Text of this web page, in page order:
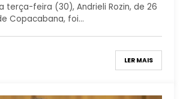
terça-feira (30), Andrieli Rozin, de 26
Copacabana, foi…
LER MAIS